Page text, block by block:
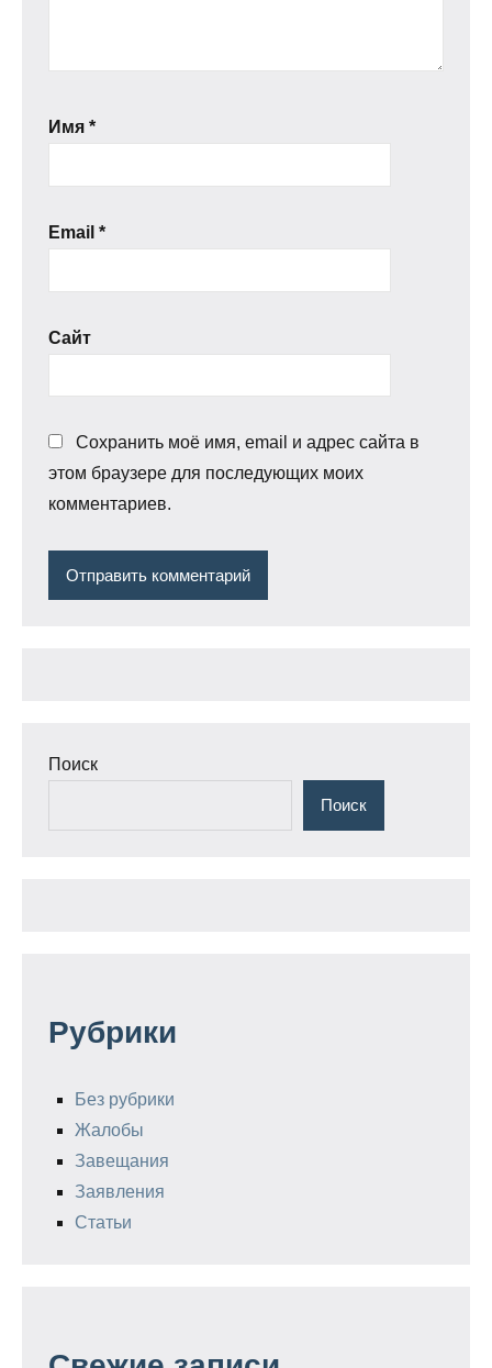
Имя *
Email *
Сайт
Сохранить моё имя, email и адрес сайта в
этом браузере для последующих моих
комментариев.
Поиск
Поиск
Рубрики
Без рубрики
Жалобы
Завещания
Заявления
Статьи